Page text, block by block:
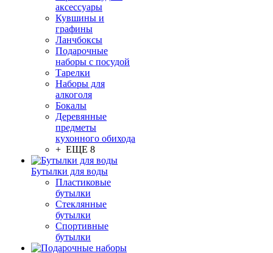
аксессуары
Кувшины и
графины
Ланчбоксы
Подарочные
наборы с посудой
Тарелки
Наборы для
алкоголя
Бокалы
Деревянные
предметы
кухонного обихода
+ ЕЩЕ 8
Бутылки для воды
Пластиковые
бутылки
Стеклянные
бутылки
Спортивные
бутылки